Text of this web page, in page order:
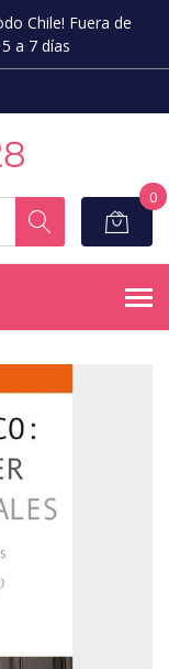
Chile! Fuera de
a 7 días
0